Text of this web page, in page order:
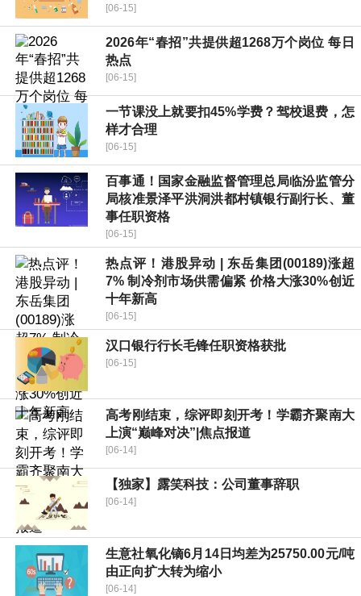
[06-15]
2026年“春招”共提供超1268万个岗位 每日
热点
[06-15]
一节课没上就要扣45%学费？驾校退费，怎
样才合理
[06-15]
百事通！国家金融监督管理总局临汾监管分
局核准景泽平洪洞洪都村镇银行副行长、董
事任职资格
[06-15]
热点评！港股异动 | 东岳集团(00189)涨超
7% 制冷剂市场供需偏紧 价格大涨30%创近
十年新高
[06-15]
汉口银行行长毛锋任职资格获批
[06-15]
高考刚结束，综评即刻开考！学霸齐聚南大
上演“巅峰对决”|焦点报道
[06-14]
【独家】露笑科技：公司董事辞职
[06-14]
生意社氧化镝6月14日均差为25750.00元/吨
由正向扩大转为缩小
[06-14]